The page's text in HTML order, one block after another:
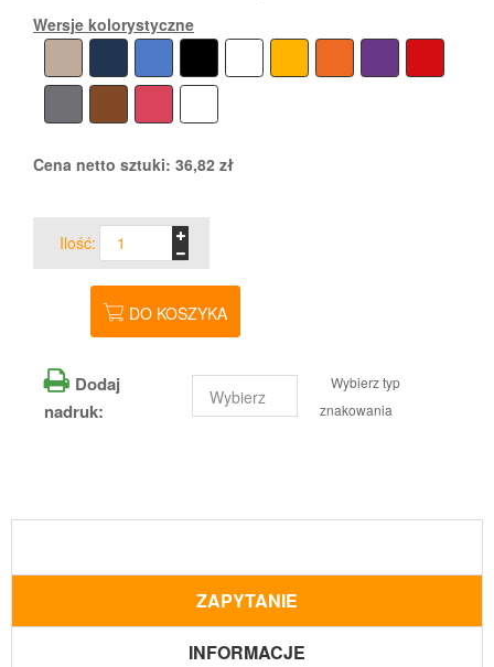
Wersje kolorystyczne
Cena netto sztuki: 36,82 zł
Ilość:
DO KOSZYKA
Dodaj
nadruk:
Wybierz typ
znakowania
ZAPYTANIE
INFORMACJE